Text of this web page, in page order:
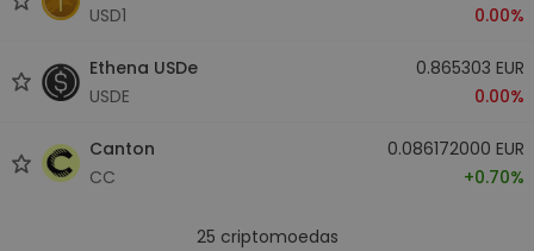
USD1
0.00%
Ethena USDe
USDE
0.865303 EUR
0.00%
Canton
CC
0.086172000 EUR
+0.70%
25 criptomoedas